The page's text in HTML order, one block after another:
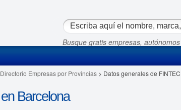
Busque gratis empresas,
Directorio Empresas por Provincias> Datos generales de
Barcelona